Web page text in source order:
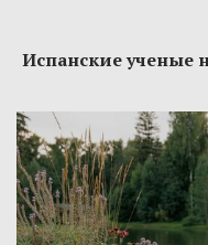
Испанские